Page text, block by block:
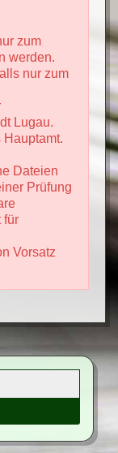
zum
werden.
nur zum
Lugau.
Dateien
Prüfung
für
Vorsatz